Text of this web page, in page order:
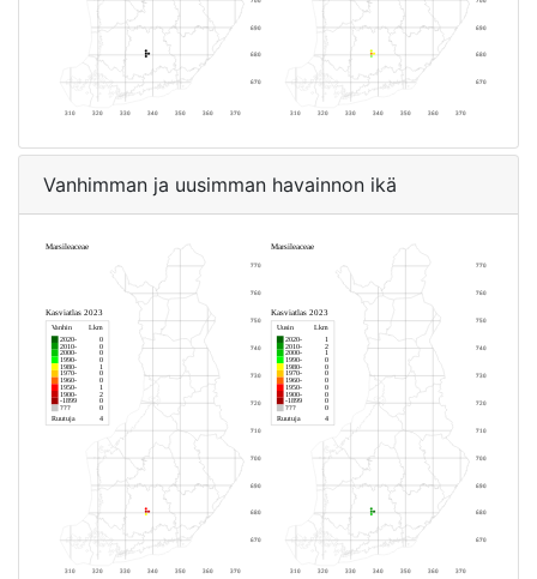
Vanhimman ja uusimman havainnon ikä